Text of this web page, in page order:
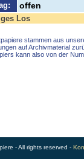
offen
Los
stammen aus
auf Archivmaterial
kann also von der
- All rights reserved -